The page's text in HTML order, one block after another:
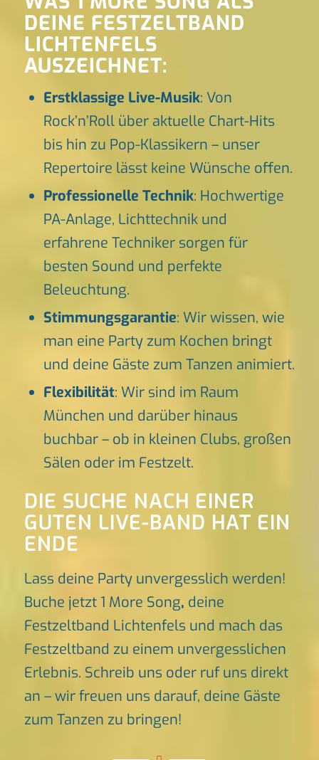
DEINE FESTZELTBAND
LICHTENFELS
AUSZEICHNET:
Erstklassige Live-Musik: Von
Rock’n’Roll über aktuelle Chart-Hits
bis hin zu Pop-Klassikern – unser
Repertoire lässt keine Wünsche offen.
Professionelle Technik: Hochwertige
PA-Anlage, Lichttechnik und
erfahrene Techniker sorgen für
besten Sound und perfekte
Beleuchtung.
Stimmungsgarantie: Wir wissen, wie
man eine Party zum Kochen bringt
und deine Gäste zum Tanzen animiert.
Flexibilität: Wir sind im Raum
München und darüber hinaus
buchbar – ob in kleinen Clubs, großen
Sälen oder im Festzelt.
DIE SUCHE NACH EINER
GUTEN LIVE-BAND HAT EIN
ENDE
Lass deine Party unvergesslich werden!
Buche jetzt 1 More Song, deine
Festzeltband Lichtenfels und mach das
Festzeltband zu einem unvergesslichen
Erlebnis. Schreib uns oder ruf uns direkt
an – wir freuen uns darauf, deine Gäste
zum Tanzen zu bringen!